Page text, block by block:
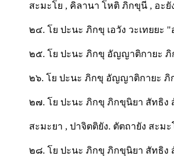
สะมะโย , คิลานา โหติ ภิกขุนี , อะยั
๒๔. โย ปะนะ ภิกขุ เอวัง วะเทยยะ
๒๕. โย ปะนะ ภิกขุ อัญญาติกายะ ภิ
๒๖. โย ปะนะ ภิกขุ อัญญาติกายะ ภิก
๒๗. โย ปะนะ ภิกขุ ภิกขุนิยา สัทธิง
สะมะยา , ปาจิตติยัง. ตัตถายัง สะ
๒๘. โย ปะนะ ภิกขุ ภิกขุนิยา สัทธิง